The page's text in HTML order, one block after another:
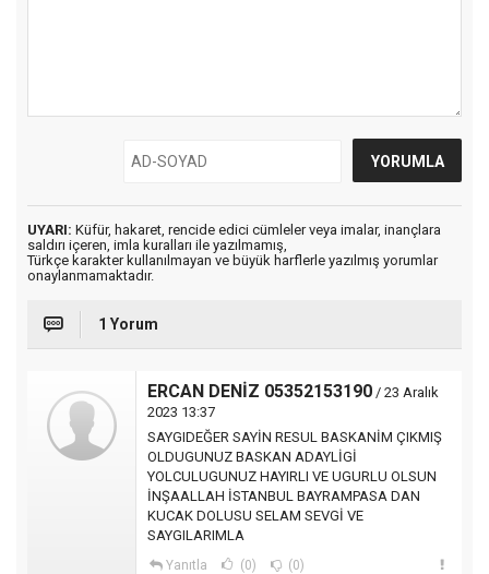
UYARI: Küfür, hakaret, rencide edici cümleler veya imalar, inançlara
saldırı içeren, imla kuralları ile yazılmamış,
Türkçe karakter kullanılmayan ve büyük harflerle yazılmış yorumlar
onaylanmamaktadır.
1 Yorum
ERCAN DENİZ 05352153190 / 23 Aralık
2023 13:37
SAYGIDEĞER SAYİN RESUL BASKANİM ÇIKMIŞ
OLDUGUNUZ BASKAN ADAYLİGİ
YOLCULUGUNUZ HAYIRLI VE UGURLU OLSUN
İNŞAALLAH İSTANBUL BAYRAMPASA DAN
KUCAK DOLUSU SELAM SEVGİ VE
SAYGILARIMLA
Yanıtla (0) (0)